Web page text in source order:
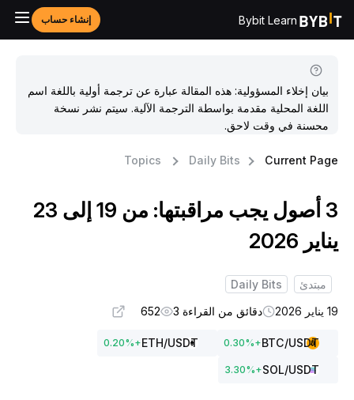
Bybit Learn إنشاء حساب
بيان إخلاء المسؤولية: هذه المقالة عبارة عن ترجمة أولية باللغة اسم
اللغة المحلية مقدمة بواسطة الترجمة الآلية. سيتم نشر نسخة
محسنة في وقت لاحق.
Topics Daily Bits Current
3 أصول يجب مراقبتها: من 19 إلى 23
2026
مبتدئ
Daily Bits
دقائق من القراءة 3 652
BTC/USDT
+
0.30%
ETH/USDT
+
0.20%
SOL/USDT
+
3.30%